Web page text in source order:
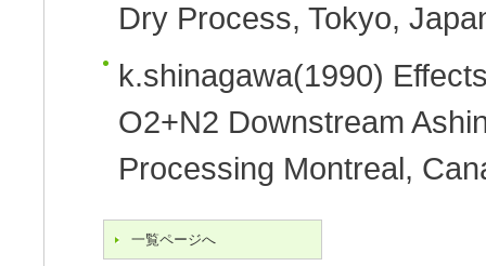
Dry Process, Tokyo,
k.shinagawa(1990)
O2+N2 Downstream
Processing Montreal,
一覧ページへ